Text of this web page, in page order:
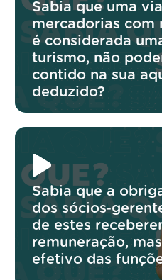
Sabia que uma
mercadorias com
é considerada
turismo, não
contido na sua
deduzido?
Sabia que a
dos
de estes
remuneração,
efetivo das